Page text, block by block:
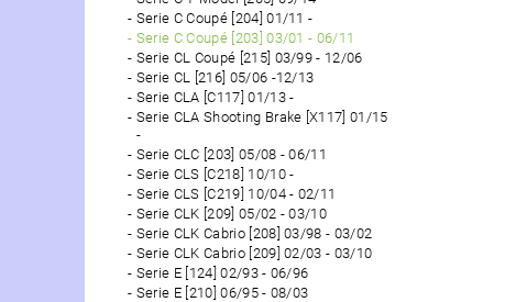
Serie C Coupé [204] 01/11 -
Serie C Coupé [203] 03/01 - 06/11
Serie CL Coupé [215] 03/99 - 12/06
Serie CL [216] 05/06 -12/13
Serie CLA [C117] 01/13 -
Serie CLA Shooting Brake [X117] 01/15
-
Serie CLC [203] 05/08 - 06/11
Serie CLS [C218] 10/10 -
Serie CLS [C219] 10/04 - 02/11
Serie CLK [209] 05/02 - 03/10
Serie CLK Cabrio [208] 03/98 - 03/02
Serie CLK Cabrio [209] 02/03 - 03/10
Serie E [124] 02/93 - 06/96
Serie E [210] 06/95 - 08/03